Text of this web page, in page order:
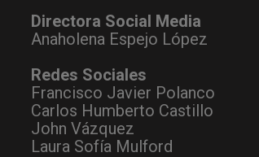
Directora Social Media
Anaholena Espejo López
Redes Sociales
Francisco Javier Polanco
Carlos Humberto Castillo
John Vázquez
Laura Sofía Mulford